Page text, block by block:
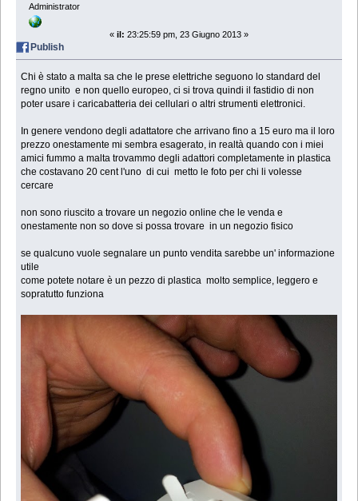
Administrator
« il: 23:25:59 pm, 23 Giugno 2013 »
Publish
Chi è stato a malta sa che le prese elettriche seguono lo standard del
regno unito e non quello europeo, ci si trova quindi il fastidio di non
poter usare i caricabatteria dei cellulari o altri strumenti elettronici.
In genere vendono degli adattatore che arrivano fino a 15 euro ma il loro
prezzo onestamente mi sembra esagerato, in realtà quando con i miei
amici fummo a malta trovammo degli adattori completamente in plastica
che costavano 20 cent l'uno di cui metto le foto per chi li volesse
cercare
non sono riuscito a trovare un negozio online che le venda e
onestamente non so dove si possa trovare in un negozio fisico
se qualcuno vuole segnalare un punto vendita sarebbe un' informazione
utile
come potete notare è un pezzo di plastica molto semplice, leggero e
sopratutto funziona